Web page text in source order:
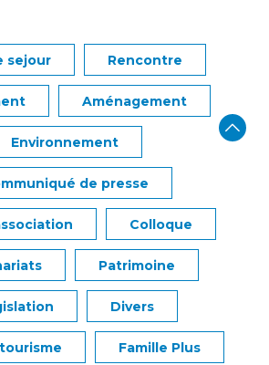
sejour Rencontre
Aménagement
Environnement
de presse
Colloque
Patrimoine
Divers
Famille Plus